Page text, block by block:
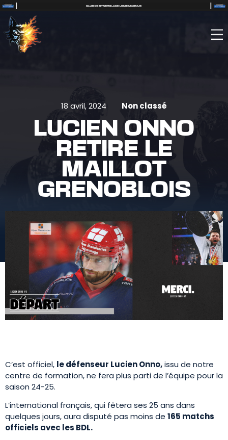
18 avril, 2024 Non classé
LUCIEN ONNO
RETIRE LE
MAILLOT
GRENOBLOIS
C’est officiel, le défenseur Lucien Onno,issu de notre
centre de formation, ne fera plus parti de l’équipe pour la
saison 24-25.
L’international français, qui fêtera ses 25 ans dans
quelques jours, aura disputé pas moins de 165 matchs
officiels avec les BDL.